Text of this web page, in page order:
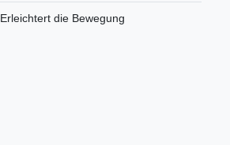
Erleichtert die Bewegung